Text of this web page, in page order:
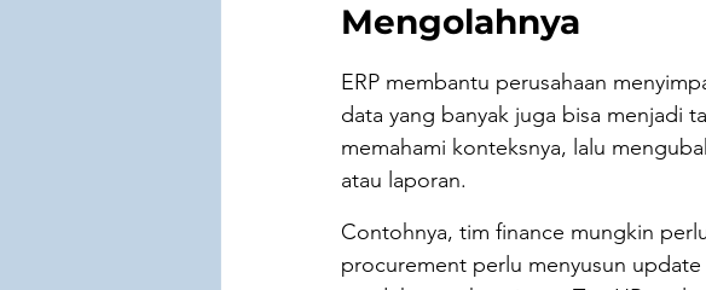
Mengolahnya
ERP membantu perusahaan
data yang banyak juga bisa menjadi
memahami konteksnya, lalu
atau laporan.
Contohnya, tim finance mungkin
procurement perlu menyusun